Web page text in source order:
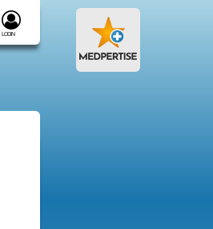
Login